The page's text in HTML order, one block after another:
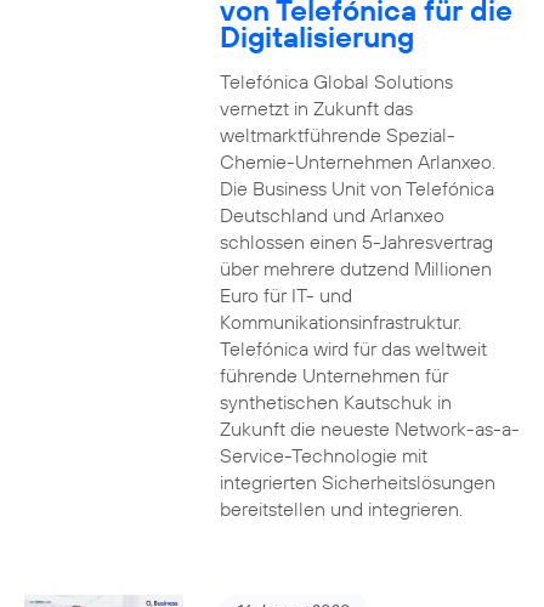
von Telefónica für die
Digitalisierung
Telefónica Global Solutions
vernetzt in Zukunft das
weltmarktführende Spezial-
Chemie-Unternehmen Arlanxeo.
Die Business Unit von Telefónica
Deutschland und Arlanxeo
schlossen einen 5-Jahresvertrag
über mehrere dutzend Millionen
Euro für IT- und
Kommunikationsinfrastruktur.
Telefónica wird für das weltweit
führende Unternehmen für
synthetischen Kautschuk in
Zukunft die neueste Network-as-a-
Service-Technologie mit
integrierten Sicherheitslösungen
bereitstellen und integrieren.